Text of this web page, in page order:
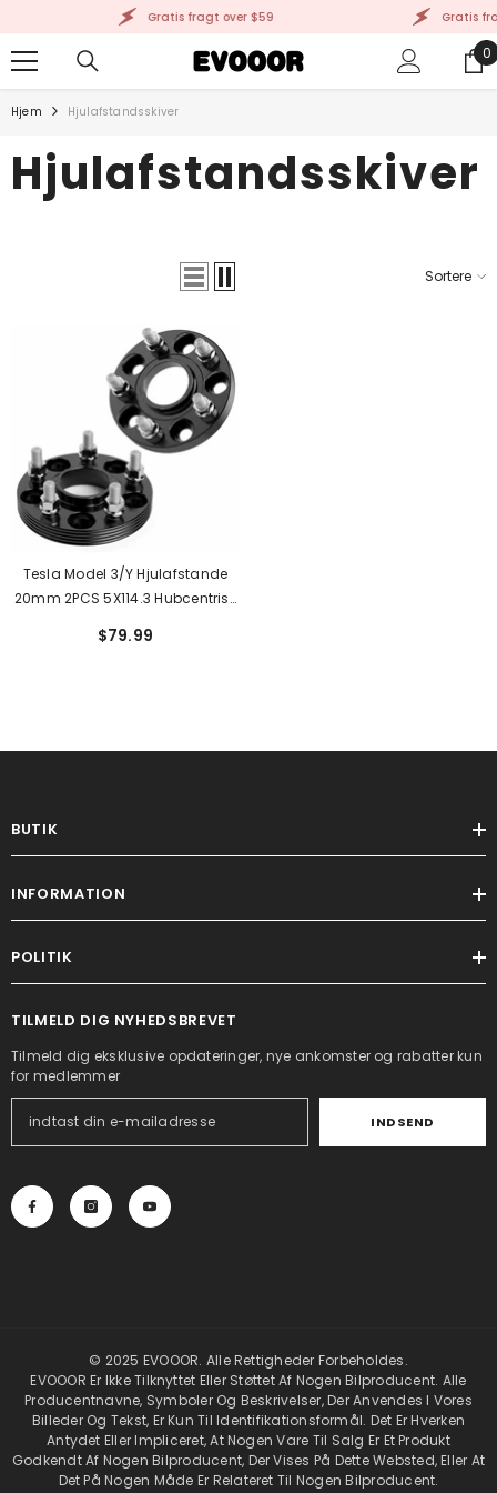
GÅ TIL INDHOLD Gratis fragt over $59 Gratis
0
0
Hjem Hjulafstandsskiver
Hjulafstandsskiver
Sortere
Tesla Model 3/Y Hjulafstande
20mm 2PCS 5X114.3 Hubcentrisk
Y(2020-2023)
$79.99
BUTIK
INFORMATION
POLITIK
TILMELD DIG NYHEDSBREVET
Tilmeld dig eksklusive opdateringer, nye ankomster og rabatter kun
for medlemmer
INDSEND
© 2025 EVOOOR. Alle Rettigheder Forbeholdes.
EVOOOR Er Ikke Tilknyttet Eller Støttet Af Nogen Bilproducent. Alle
Producentnavne, Symboler Og Beskrivelser, Der Anvendes I Vores
Billeder Og Tekst, Er Kun Til Identifikationsformål. Det Er Hverken
Antydet Eller Impliceret, At Nogen Vare Til Salg Er Et Produkt
Godkendt Af Nogen Bilproducent, Der Vises På Dette Websted, Eller At
Det På Nogen Måde Er Relateret Til Nogen Bilproducent.